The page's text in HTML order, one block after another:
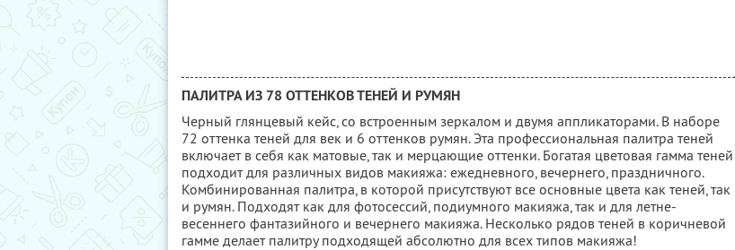
ПАЛИТРА ИЗ 78 ОТТЕНКОВ ТЕНЕЙ И РУМЯН
Черный глянцевый кейс, со встроенным зеркалом и двумя аппликаторами. В наборе
72 оттенка теней для век и 6 оттенков румян. Эта профессиональная палитра теней
включает в себя как матовые, так и мерцающие оттенки. Богатая цветовая гамма теней
подходит для различных видов макияжа: ежедневного, вечернего, праздничного.
Комбинированная палитра, в которой присутствуют все основные цвета как теней, так
и румян. Подходят как для фотосессий, подиумного макияжа, так и для летне-
весеннего фантазийного и вечернего макияжа. Несколько рядов теней в коричневой
гамме делает палитру подходящей абсолютно для всех типов макияжа!